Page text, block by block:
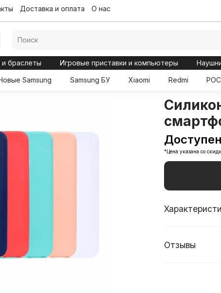
Доставка и оплата О нас
браслеты Игровые приставки и компьютеры
Samsung Samsung БУ Xiaomi Redmi
*Цена указана со
Отзывы